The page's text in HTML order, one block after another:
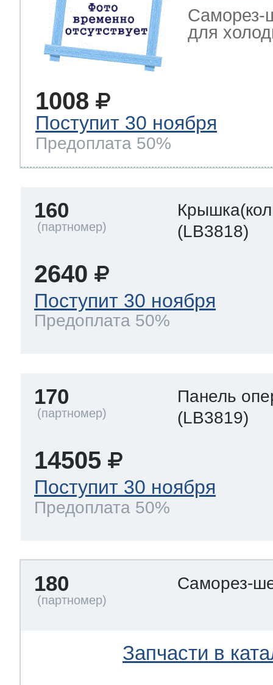
Саморез-
для
1008
Поступит 30 ноября
Предоплата 50%
160
(LB3818)
2640
Поступит 30 ноября
Предоплата 50%
170
Панель
(LB3819)
14505
Поступит 30 ноября
Предоплата 50%
180 Саморез-
Запчасти в